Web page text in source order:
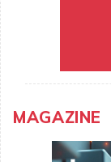
MAGAZINE